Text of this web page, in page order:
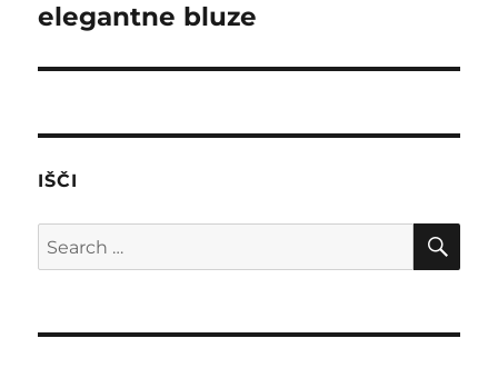
Next
elegantne bluze
IŠČI
Search
for: